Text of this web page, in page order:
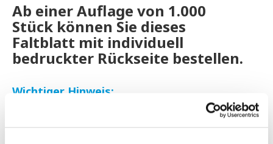
Ab einer Auflage von 1.000
Stück können Sie dieses
Faltblatt mit individuell
bedruckter Rückseite bestellen.
Wichtiger Hinweis:
Die Produktion erfolgt nach Druckfreigabe
durch den Kunden. Sie erhalten nach der